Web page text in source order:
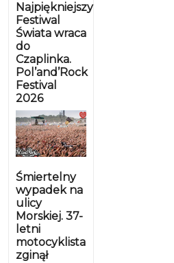
Najpiękniejszy
Festiwal
Świata wraca
do
Czaplinka.
Pol’and’Rock
Festival
2026
Śmiertelny
wypadek na
ulicy
Morskiej. 37-
letni
motocyklista
zginął